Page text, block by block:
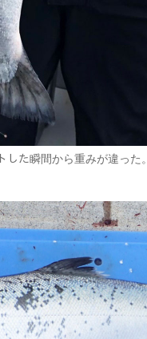
た瞬間から重みが違った。